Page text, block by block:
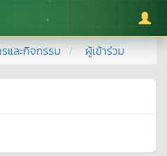
ละกิจกรรม ผู้เข้าร่วม